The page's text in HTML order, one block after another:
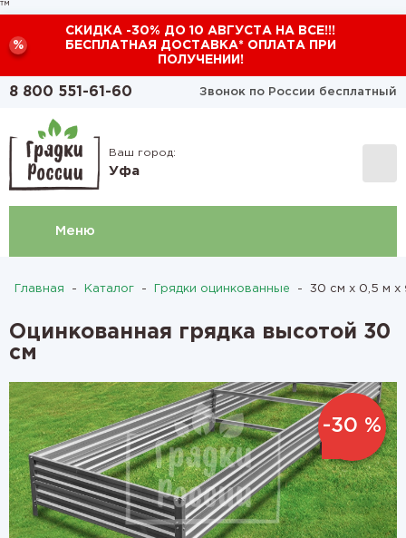
™
%
СКИДКА -30% ДО 10 АВГУСТА НА ВСЕ!!!
БЕСПЛАТНАЯ ДОСТАВКА* ОПЛАТА ПРИ
ПОЛУЧЕНИИ!
8 800 551-61-60 Звонок по России бесплатный
Ваш город:
Уфа
Меню
Главная - Каталог - Грядки оцинкованные - 30 см х 0,5 м х
Оцинкованная грядка высотой 30
см
-30 %